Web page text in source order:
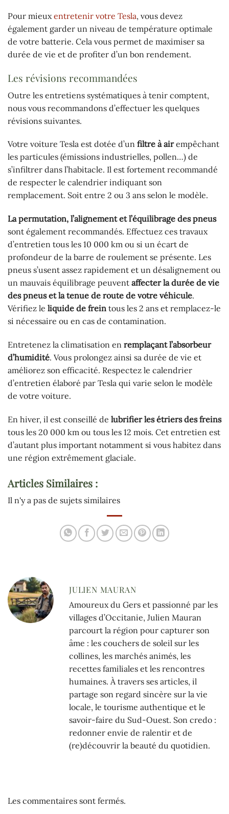
Pour mieuxentretenir votre Tesla, vous devez
également garder un niveau de température optimale
de votre batterie. Cela vous permet de maximiser sa
durée de vie et de profiter d’un bon rendement.
Les révisions recommandées
Outre les entretiens systématiques à tenir comptent,
nous vous recommandons d’effectuer les quelques
révisions suivantes.
Votre voiture Tesla est dotée d’un filtre à airempêchant
les particules (émissions industrielles, pollen…) de
s’infiltrer dans l’habitacle. Il est fortement recommandé
de respecter le calendrier indiquant son
remplacement. Soit entre 2 ou 3 ans selon le modèle.
La permutation, l’alignement et l’équilibrage des pneus
sont également recommandés. Effectuez ces travaux
d’entretien tous les 10 000 km ou si un écart de
profondeur de la barre de roulement se présente. Les
pneus s’usent assez rapidement et un désalignement ou
un mauvais équilibrage peuvent affecter la durée de vie
des pneus et la tenue de route de votre véhicule.
Vérifiez le liquide de frein tous les 2 ans et remplacez-le
si nécessaire ou en cas de contamination.
Entretenez la climatisation en remplaçant l’absorbeur
d’humidité. Vous prolongez ainsi sa durée de vie et
améliorez son efficacité. Respectez le calendrier
d’entretien élaboré par Tesla qui varie selon le modèle
de votre voiture.
En hiver, il est conseillé de lubrifier les étriers des freins
tous les 20 000 km ou tous les 12 mois. Cet entretien est
d’autant plus important notamment si vous habitez dans
une région extrêmement glaciale.
Articles Similaires :
Il n'y a pas de sujets similaires
JULIEN MAURAN
Amoureux du Gers et passionné par les
villages d’Occitanie, Julien Mauran
parcourt la région pour capturer son
âme : les couchers de soleil sur les
collines, les marchés animés, les
recettes familiales et les rencontres
humaines. À travers ses articles, il
partage son regard sincère sur la vie
locale, le tourisme authentique et le
savoir-faire du Sud-Ouest. Son credo :
redonner envie de ralentir et de
(re)découvrir la beauté du quotidien.
Les commentaires sont fermés.